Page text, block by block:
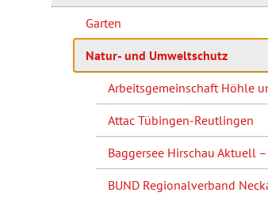
Garten
Natur- und Umweltschutz
Arbeitsgemeinschaft Höhle
Attac Tübingen-Reutlingen
Baggersee Hirschau Aktuell
BUND Regionalverband